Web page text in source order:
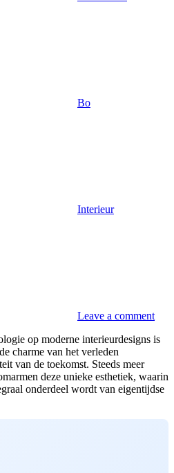
Bo
Interieur
Leave a comment
op moderne interieurdesigns is
charme van het verleden
van de toekomst. Steeds meer
deze unieke esthetiek, waarin
onderdeel wordt van eigentijdse